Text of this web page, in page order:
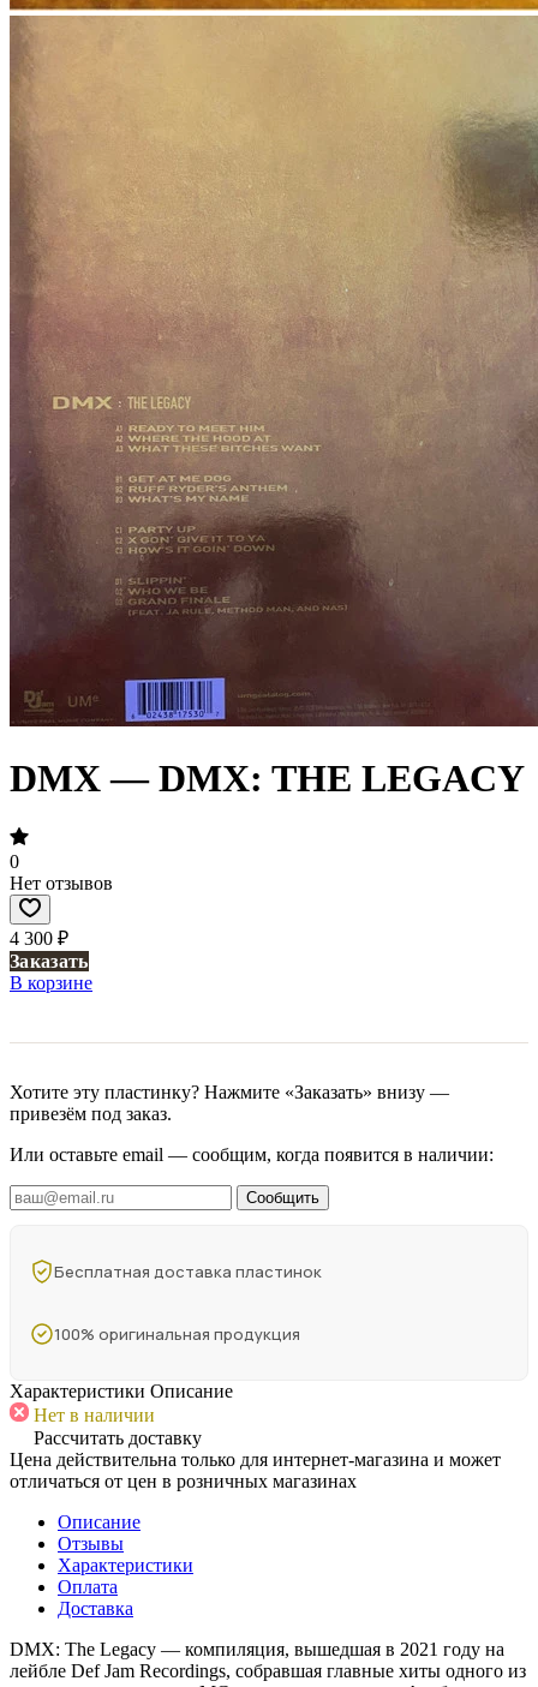
DMX — DMX: THE LEGACY
0
Нет отзывов
4 300 ₽
Заказать
В корзине
Хотите эту пластинку? Нажмите «Заказать» внизу —
привезём под заказ.
Или оставьте email — сообщим, когда появится в наличии:
Сообщить
Бесплатная доставка пластинок
100% оригинальная продукция
Характеристики Описание
Нет в наличии
Рассчитать доставку
Цена действительна только для интернет-магазина и может
отличаться от цен в розничных магазинах
Описание
Отзывы
Характеристики
Оплата
Доставка
DMX: The Legacy — компиляция, вышедшая в 2021 году на
лейбле Def Jam Recordings, собравшая главные хиты одного из